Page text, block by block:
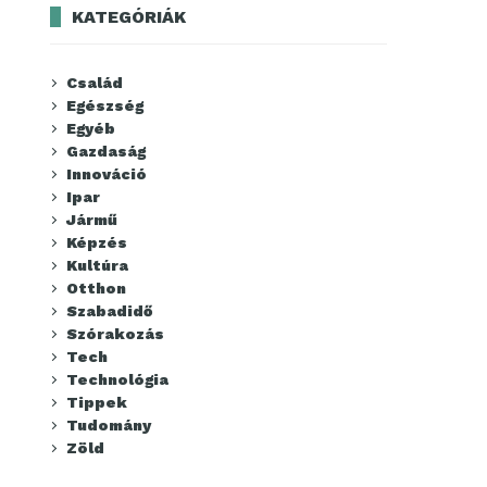
KATEGÓRIÁK
Család
Egészség
Egyéb
Gazdaság
Innováció
Ipar
Jármű
Képzés
Kultúra
Otthon
Szabadidő
Szórakozás
Tech
Technológia
Tippek
Tudomány
Zöld